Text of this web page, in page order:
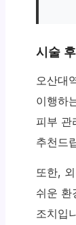
시술
오산대
이행하
피부 관
추천드
또한,
쉬운 환
조치입